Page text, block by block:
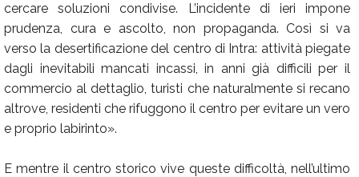
cercare soluzioni condivise. L’incidente di ieri impone
prudenza, cura e ascolto, non propaganda. Così si va
verso la desertificazione del centro di Intra: attività piegate
dagli inevitabili mancati incassi, in anni già difficili per il
commercio al dettaglio, turisti che naturalmente si recano
altrove, residenti che rifuggono il centro per evitare un vero
e proprio labirinto».
E mentre il centro storico vive queste difficoltà, nell’ultimo